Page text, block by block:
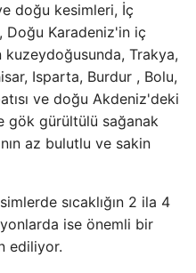
doğu kesimleri, İç
Doğu Karadeniz'in iç
Trakya,
Isparta, Burdur , Bolu,
ve doğu Akdeniz'deki
gök gürültülü sağanak
az bulutlu ve sakin
sıcaklığın 2 ila 4
ise önemli bir
ediliyor.